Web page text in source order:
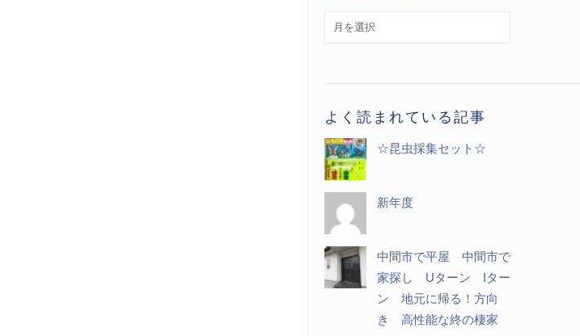
覧
よく読まれている記事
☆昆虫採集セット☆
新年度
中間市で平屋 中間市で
家探し Uターン Iター
ン 地元に帰る！方向
き 高性能な終の棲家